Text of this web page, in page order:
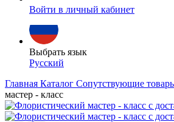
Войти в личный кабинет
Выбрать язык
Русский
Главная Каталог Сопутствующие
мастер - класс